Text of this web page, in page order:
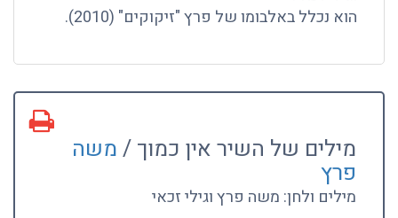
הוא נכלל באלבומו של פרץ "זיקוקים" (2010).
מילים של השיר אין כמוך /משה
פרץ
מילים ולחן: משה פרץ וגילי זכאי